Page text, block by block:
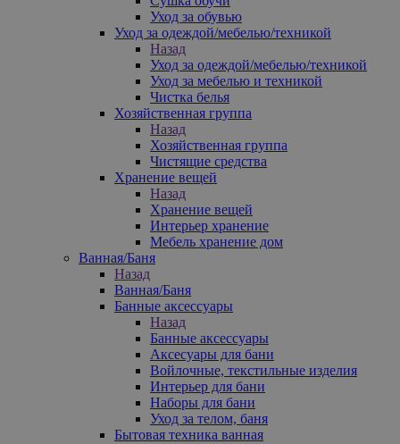
Уход за обувью
Уход за одеждой/мебелью/техникой
Назад
Уход за одеждой/мебелью/техникой
Уход за мебелью и техникой
Чистка белья
Хозяйственная группа
Назад
Хозяйственная группа
Чистящие средства
Хранение вещей
Назад
Хранение вещей
Интерьер хранение
Мебель хранение дом
Ванная/Баня
Назад
Ванная/Баня
Банные аксессуары
Назад
Банные аксессуары
Аксесуары для бани
Войлочные, текстильные изделия
Интерьер для бани
Наборы для бани
Уход за телом, баня
Бытовая техника ванная